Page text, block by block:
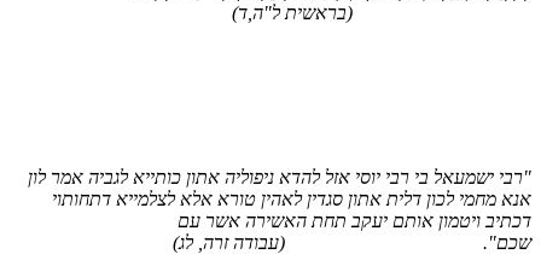
(בראשית ל"ה,ד)
ישמעאל בי רבי יוסי אזל להדא ניפוליה אתון כותייא לגביה אמר לון
מחמי לכון דלית אתון סגדין לאהין טורא אלא לצלמייא דתחותוי
ויטמון אותם יעקב תחת האשירה אשר עם
(עבודה זרה, לג)